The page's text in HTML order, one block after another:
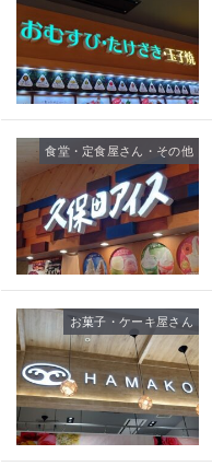
食堂・定食屋さん・その他
お菓子・ケーキ屋さん